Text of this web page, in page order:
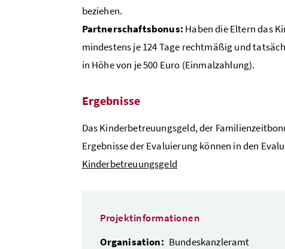
beziehen.
Partnerschaftsbonus: Haben die Eltern das
mindestens je 124 Tage rechtmäßig und
in Höhe von je 500 Euro (Einmalzahlung).
Ergebnisse
Das Kinderbetreuungsgeld, der
Ergebnisse der Evaluierung können in den
Kinderbetreuungsgeld
Projektinformationen
Organisation: Bundeskanzleramt